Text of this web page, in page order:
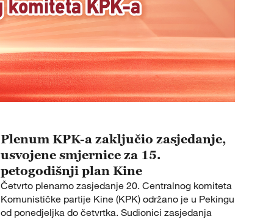
Plenum KPK-a zaključio zasjedanje,
usvojene smjernice za 15.
petogodišnji plan Kine
Četvrto plenarno zasjedanje 20. Centralnog komiteta
Komunističke partije Kine (KPK) održano je u Pekingu
od ponedjeljka do četvrtka. Sudionici zasjedanja